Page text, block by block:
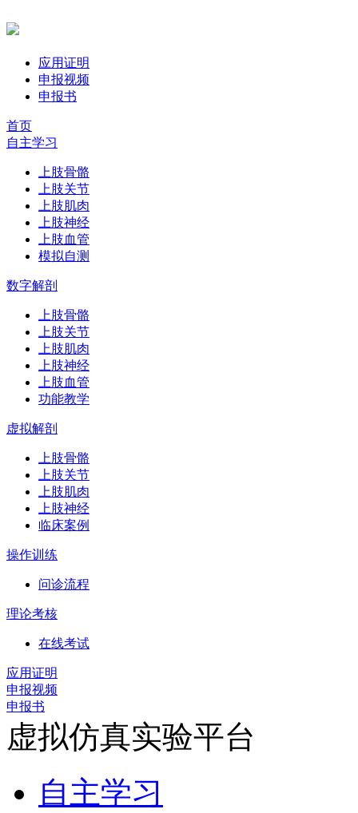
应用证明
申报视频
申报书
首页
自主学习
上肢骨骼
上肢关节
上肢肌肉
上肢神经
上肢血管
模拟自测
数字解剖
上肢骨骼
上肢关节
上肢肌肉
上肢神经
上肢血管
功能教学
虚拟解剖
上肢骨骼
上肢关节
上肢肌肉
上肢神经
临床案例
操作训练
问诊流程
理论考核
在线考试
应用证明
申报视频
申报书
虚拟仿真实验平台
自主学习